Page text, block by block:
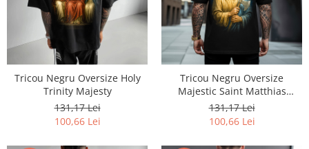
Tricou Negru Oversize Holy
Trinity Majesty
131,17 Lei
100,66 Lei
Tricou Negru Oversize
Majestic Saint Matthias
Portrait
131,17 Lei
100,66 Lei